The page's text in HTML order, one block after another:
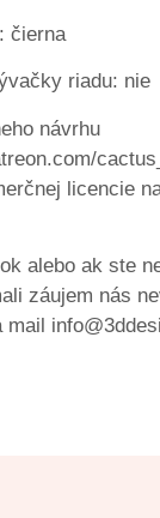
čierna
riadu: nie
návrhu
licencie
alebo ak ste
záujem nás
mail